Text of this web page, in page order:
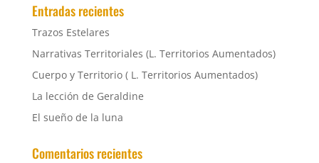
Entradas recientes
Trazos Estelares
Narrativas Territoriales (L. Territorios Aumentados)
Cuerpo y Territorio ( L. Territorios Aumentados)
La lección de Geraldine
El sueño de la luna
Comentarios recientes